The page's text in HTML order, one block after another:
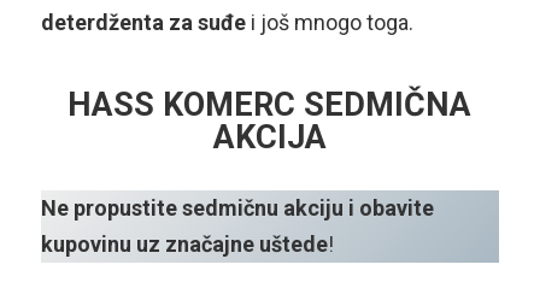
deterdženta za suđei još mnogo toga.
HASS KOMERC SEDMIČNA
AKCIJA
Ne propustite sedmičnu akciju i obavite
kupovinu uz značajne uštede!